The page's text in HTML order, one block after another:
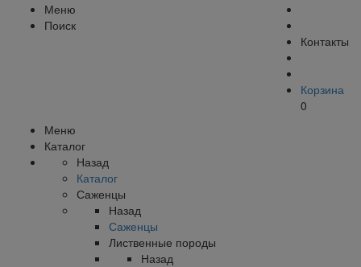
Контакты
Корзина
0
Меню
Поиск
Меню
Каталог
Назад
Каталог
Саженцы
Назад
Саженцы
Лиственные породы
Назад